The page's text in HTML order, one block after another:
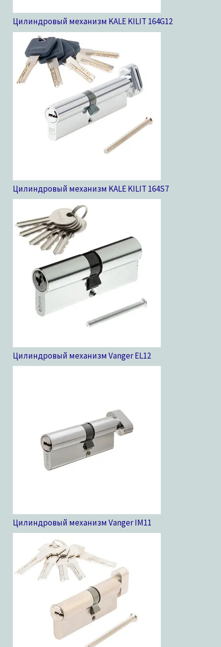
Цилиндровый механизм KALE KILIT 164G12
Цилиндровый механизм KALE KILIT 164S7
Цилиндровый механизм Vanger EL12
Цилиндровый механизм Vanger IM11